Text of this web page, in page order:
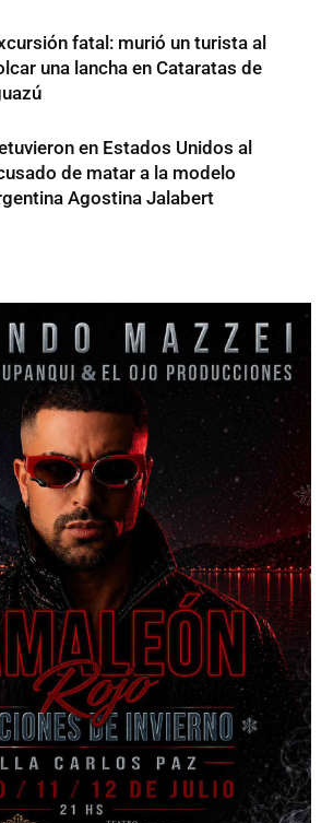
fatal: murió un turista al
una lancha en Cataratas de
en Estados Unidos al
de matar a la modelo
Agostina Jalabert